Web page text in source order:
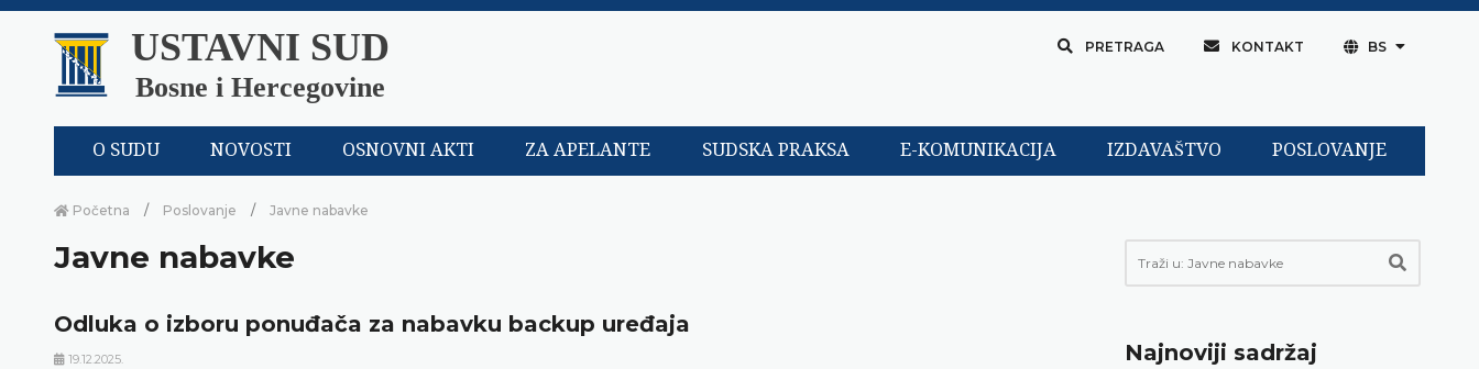
USTAVNI SUD
Bosne i Hercegovine
PRETRAGA KONTAKT BS
O SUDU NOVOSTI OSNOVNI AKTI ZA APELANTE SUDSKA PRAKSA E-KOMUNIKACIJA IZDAVAŠTVO POSLOVANJE
Početna Poslovanje Javne nabavke
Javne nabavke
Odluka o izboru ponuđača za nabavku backup uređaja
19.12.2025. Najnoviji sadržaj